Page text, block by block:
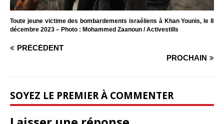
Toute jeune victime des bombardements israéliens à Khan Younis, le 8
décembre 2023 – Photo : Mohammed Zaanoun / Activestills
PRÉCÉDENT
PROCHAIN
SOYEZ LE PREMIER À COMMENTER